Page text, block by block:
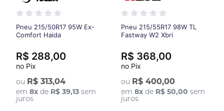
Pneu 215/50R17 95W Ex-
Comfort Haida
ou R$ 313,04
em8x de R$ 39,13 sem
juros
R$ 288,00
no Pix
Pneu 215/55R17 98W TL
Fastway W2 Xbri
ou R$ 400,00
em 8xde R$ 50,00 sem
juros
R$ 368,00
no Pix